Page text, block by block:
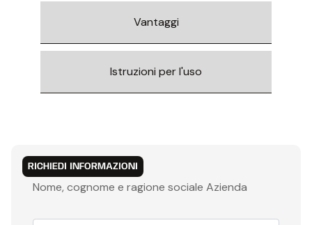
Vantaggi
Istruzioni per l'uso
RICHIEDI INFORMAZIONI
Nome, cognome e ragione sociale Azienda